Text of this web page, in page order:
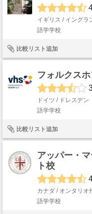
イギリス / イングラ
語学学校
比較リスト追加
フォルクス
ドイツ / ドレスデン
語学学校
比較リスト追加
アッパー・
ト校
カナダ / オンタリオ
語学学校